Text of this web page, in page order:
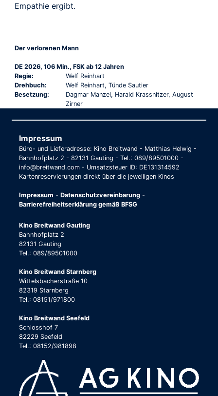
Empathie ergibt.
Der verlorenen Mann
DE 2026, 106 Min., FSK ab 12 Jahren
Regie:
Welf Reinhart
Drehbuch:
Welf Reinhart, Tünde Sautier
Besetzung:
Dagmar Manzel, Harald Krassnitzer, August
Zirner
Impressum
Büro- und Lieferadresse: Kino Breitwand - Matthias Helwig -
Bahnhofplatz 2 - 82131 Gauting - Tel.: 089/89501000 -
info@breitwand.com - Umsatzsteuer ID: DE131314592
Kartenreservierungen direkt über die jeweiligen Kinos
Impressum - Datenschutzvereinbarung -
Barrierefreiheitserklärung gemäß BFSG
Kino Breitwand Gauting
Bahnhofplatz 2
82131 Gauting
Tel.: 089/89501000
Kino Breitwand Starnberg
Wittelsbacherstraße 10
82319 Starnberg
Tel.: 08151/971800
Kino Breitwand Seefeld
Schlosshof 7
82229 Seefeld
Tel.: 08152/981898